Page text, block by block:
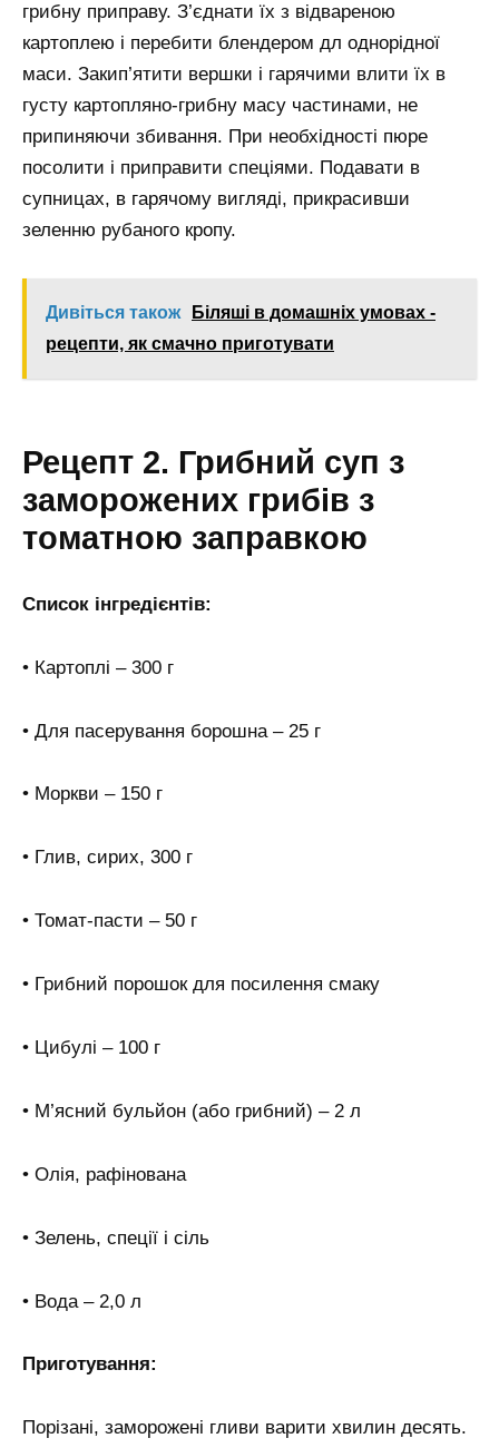
грибну приправу. З’єднати їх з відвареною
картоплею і перебити блендером дл однорідної
маси. Закип’ятити вершки і гарячими влити їх в
густу картопляно-грибну масу частинами, не
припиняючи збивання. При необхідності пюре
посолити і приправити спеціями. Подавати в
супницах, в гарячому вигляді, прикрасивши
зеленню рубаного кропу.
Дивіться також
Біляші в домашніх умовах -
рецепти, як смачно приготувати
Рецепт 2. Грибний суп з
заморожених грибів з
томатною заправкою
Список інгредієнтів:
• Картоплі – 300 г
• Для пасерування борошна – 25 г
• Моркви – 150 г
• Глив, сирих, 300 г
• Томат-пасти – 50 г
• Грибний порошок для посилення смаку
• Цибулі – 100 г
• М’ясний бульйон (або грибний) – 2 л
• Олія, рафінована
• Зелень, спеції і сіль
• Вода – 2,0 л
Приготування:
Порізані, заморожені гливи варити хвилин десять.